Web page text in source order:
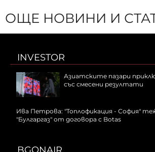
ОЩЕ НОВИНИ И
INVESTOR
Азиатските пазари
със смесени резултати
Ива Петрова: "Топлофикация - София"
"Булгаргаз" от договора с Botas